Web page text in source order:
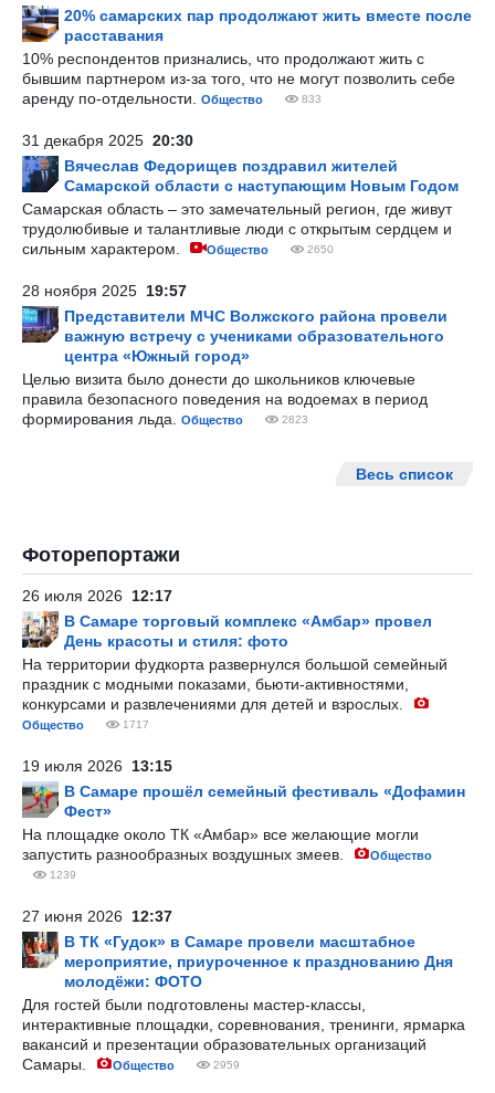
20% самарских пар продолжают жить вместе после
расставания
10% респондентов признались, что продолжают жить с
бывшим партнером из-за того, что не могут позволить себе
аренду по-отдельности.
Общество 833
31 декабря 2025 20:30
Вячеслав Федорищев поздравил жителей
Самарской области с наступающим Новым Годом
Самарская область – это замечательный регион, где живут
трудолюбивые и талантливые люди с открытым сердцем и
сильным характером.
Общество 2650
28 ноября 2025 19:57
Представители МЧС Волжского района провели
важную встречу с учениками образовательного
центра «Южный город»
Целью визита было донести до школьников ключевые
правила безопасного поведения на водоемах в период
формирования льда.
Общество 2823
Весь список
Фоторепортажи
26 июля 2026 12:17
В Самаре торговый комплекс «Амбар» провел
День красоты и стиля: фото
На территории фудкорта развернулся большой семейный
праздник с модными показами, бьюти-активностями,
конкурсами и развлечениями для детей и взрослых.
Общество 1717
19 июля 2026 13:15
В Самаре прошёл семейный фестиваль «Дофамин
Фест»
На площадке около ТК «Амбар» все желающие могли
запустить разнообразных воздушных змеев.
Общество
1239
27 июня 2026 12:37
В ТК «Гудок» в Самаре провели масштабное
мероприятие, приуроченное к празднованию Дня
молодёжи: ФОТО
Для гостей были подготовлены мастер-классы,
интерактивные площадки, соревнования, тренинги, ярмарка
вакансий и презентации образовательных организаций
Самары.
Общество 2959